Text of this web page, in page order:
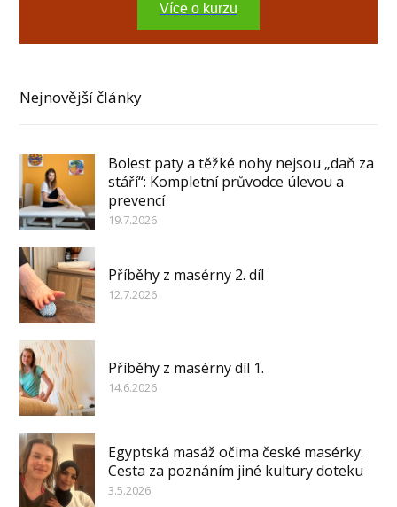
Více o kurzu
Nejnovější články
Bolest paty a těžké nohy nejsou „daň za
stáří“: Kompletní průvodce úlevou a
prevencí
19.7.2026
Příběhy z masérny 2. díl
12.7.2026
Příběhy z masérny díl 1.
14.6.2026
Egyptská masáž očima české masérky:
Cesta za poznáním jiné kultury doteku
3.5.2026